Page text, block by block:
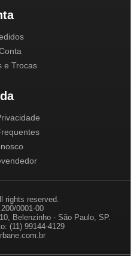
e Trocas
rights reserved.
0001-00
Belenzinho - São Paulo, SP.
(11) 99144-4129